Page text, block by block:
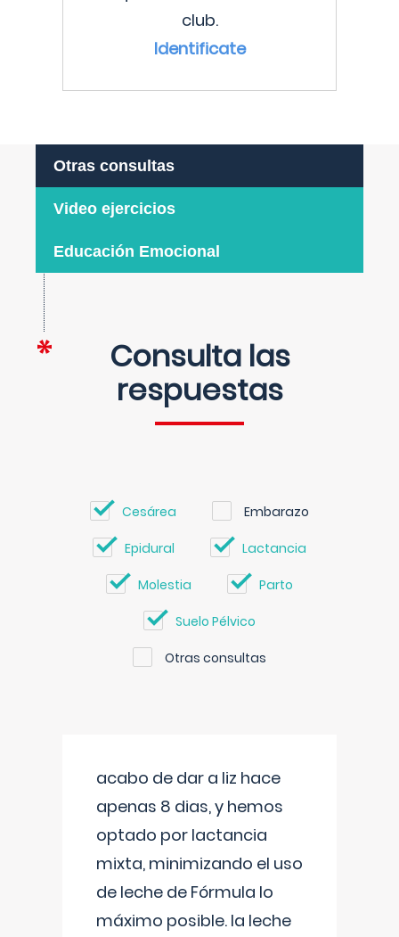
club.
Identificate
Otras consultas
Video ejercicios
Educación Emocional
Consulta las
respuestas
Cesárea Embarazo
Epidural Lactancia
Molestia Parto
Suelo Pélvico
Otras consultas
acabo de dar a liz hace
apenas 8 dias, y hemos
optado por lactancia
mixta, minimizando el uso
de leche de Fórmula lo
máximo posible. la leche